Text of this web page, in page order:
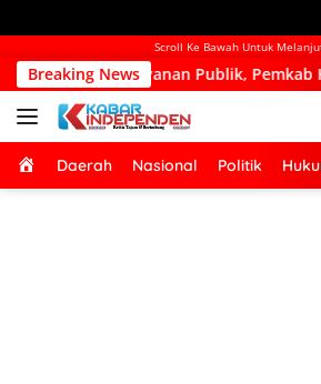
Scroll Ke Bawah Untuk
Breaking News
Pemkab Kupang Mulai Bangun
Home
Daerah Nasional Politik